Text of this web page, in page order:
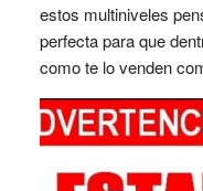
estos multiniveles
perfecta para que
como te lo venden